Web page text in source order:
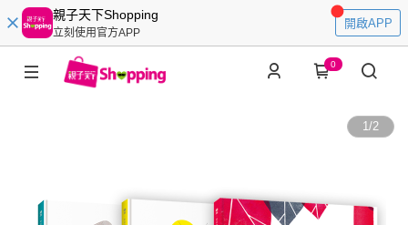
親子天下Shopping
立刻使用官方APP
開啟APP
0
1/2